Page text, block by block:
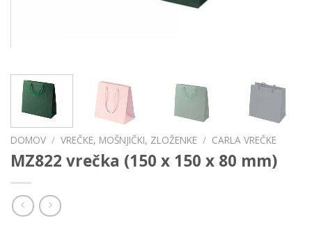
DOMOV / VREČKE, MOŠNJIČKI, ZLOŽENKE / CARLA VREČKE
MZ822 vrečka (150 x 150 x 80 mm)